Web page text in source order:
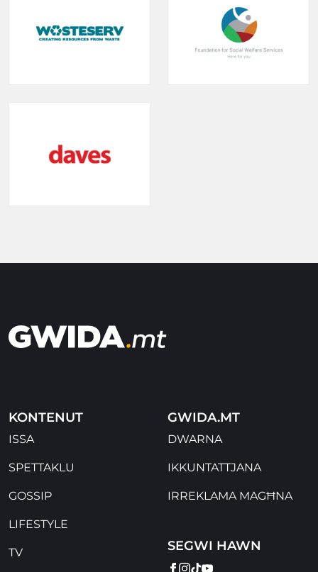
KONTENUT
ISSA
SPETTAKLU
GOSSIP
LIFESTYLE
TV
GWIDA.MT
DWARNA
IKKUNTATTJANA
IRREKLAMA MAGĦNA
SEGWI HAWN
FACEBOOK
INSTAGRAM
TIKTOK
YOUTUBE